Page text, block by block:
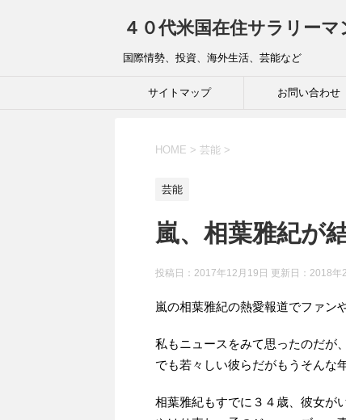
４０代米国在住サラリー
国際情勢、投資、海外生活、芸能など
サイトマップ お問い合わせ
HOME > 芸能 >
芸能
嵐、相葉雅紀が
投稿日：2017年12月19日 更新日： 2018年
嵐の相葉雅紀の熱愛報道でファン
私もニュースをみて思ったのだが
でも若々しい彼らだがもうそんな
相葉雅紀もすでに３４歳、彼女が